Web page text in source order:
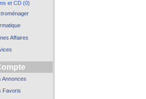
et CD (0)
Affaires
Annonces
Favoris